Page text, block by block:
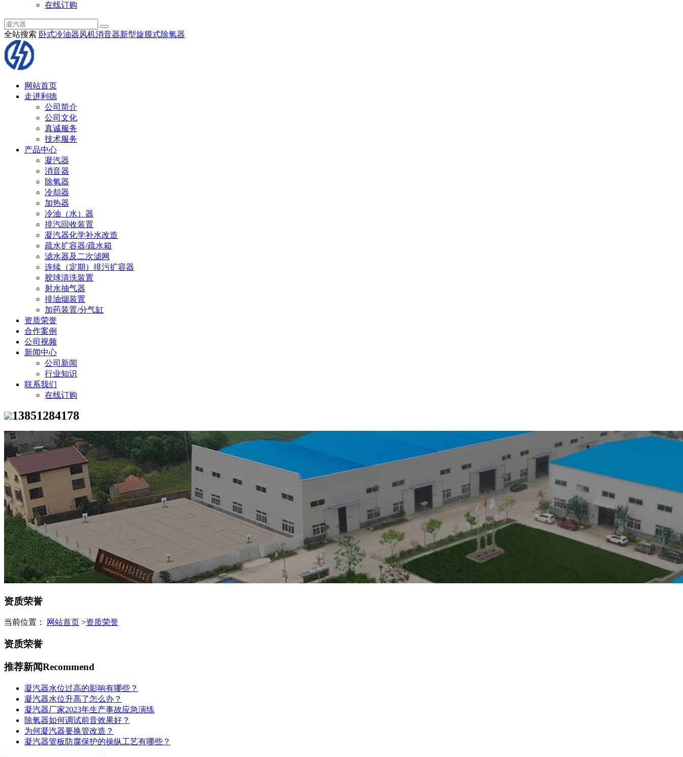
在线订购
全站搜索 卧式冷油器风机消音器新型旋膜式除氧器
网站首页
走进利德
公司简介
公司文化
真诚服务
技术服务
产品中心
凝汽器
消音器
除氧器
冷却器
加热器
冷油（水）器
排汽回收装置
凝汽器化学补水改造
疏水扩容器/疏水箱
滤水器及二次滤网
连续（定期）排污扩容器
胶球清洗装置
射水抽气器
排油烟装置
加药装置/分气缸
资质荣誉
合作案例
公司视频
新闻中心
公司新闻
行业知识
联系我们
在线订购
13851284178
资质荣誉
当前位置： 网站首页 >资质荣誉
资质荣誉
推荐新闻Recommend
凝汽器水位过高的影响有哪些？
凝汽器水位升高了怎么办？
凝汽器厂家2023年生产事故应急演练
除氧器如何调试前音效果好？
为何凝汽器要换管改造？
凝汽器管板防腐保护的操纵工艺有哪些？